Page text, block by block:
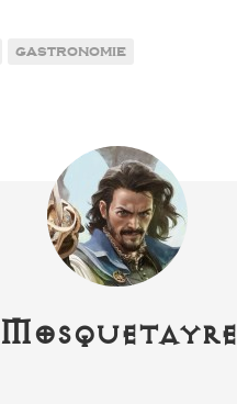
gastronomie
Mosquetayre